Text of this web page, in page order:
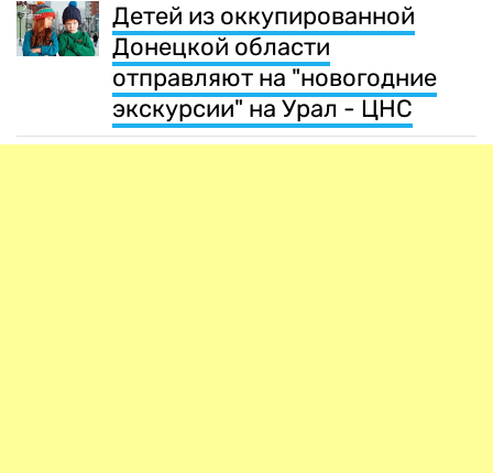
Детей из оккупированной
Донецкой области
отправляют на "новогодние
экскурсии" на Урал - ЦНС